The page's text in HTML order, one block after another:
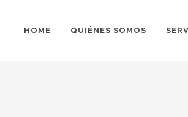
HOME QUIÉNES SOMOS